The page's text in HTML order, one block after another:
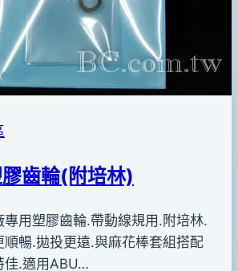
齒輪(附培林)
專用塑膠齒輪.帶動線規用.附培林.
順暢.拋投更遠.與麻花棒套組搭配
佳.適用ABU…